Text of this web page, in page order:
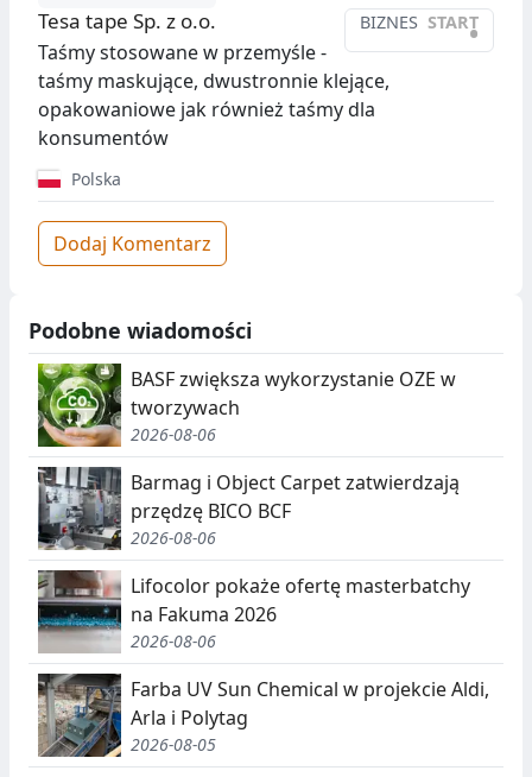
BIZNES START
•
Tesa tape Sp. z o.o.
Taśmy stosowane w przemyśle -
taśmy maskujące, dwustronnie klejące,
opakowaniowe jak również taśmy dla
konsumentów
Polska
Dodaj Komentarz
Podobne wiadomości
BASF zwiększa wykorzystanie OZE w
tworzywach
2026-08-06
Barmag i Object Carpet zatwierdzają
przędzę BICO BCF
2026-08-06
Lifocolor pokaże ofertę masterbatchy
na Fakuma 2026
2026-08-06
Farba UV Sun Chemical w projekcie Aldi,
Arla i Polytag
2026-08-05